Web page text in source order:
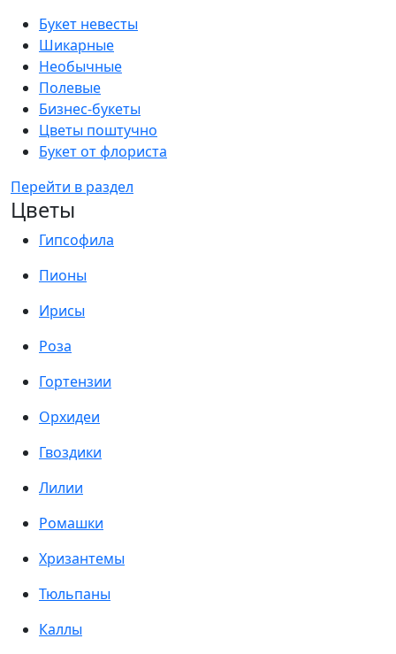
Букет невесты
Шикарные
Необычные
Полевые
Бизнес-букеты
Цветы поштучно
Букет от флориста
Перейти в раздел
Цветы
Гипсофила
Пионы
Ирисы
Роза
Гортензии
Орхидеи
Гвоздики
Лилии
Ромашки
Хризантемы
Тюльпаны
Каллы